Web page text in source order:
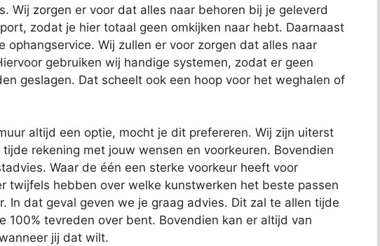
Wij zorgen er voor dat alles naar behoren bij je geleverd
zodat je hier totaal geen omkijken naar hebt. Daarnaast
ophangservice. Wij zullen er voor zorgen dat alles naar
gebruiken wij handige systemen, zodat er geen
geslagen. Dat scheelt ook een hoop voor het weghalen of
altijd een optie, mocht je dit prefereren. Wij zijn uiterst
rekening met jouw wensen en voorkeuren. Bovendien
Waar de één een sterke voorkeur heeft voor
twijfels hebben over welke kunstwerken het beste passen
In dat geval geven we je graag advies. Dit zal te allen tijde
100% tevreden over bent. Bovendien kan er altijd van
jij dat wilt.